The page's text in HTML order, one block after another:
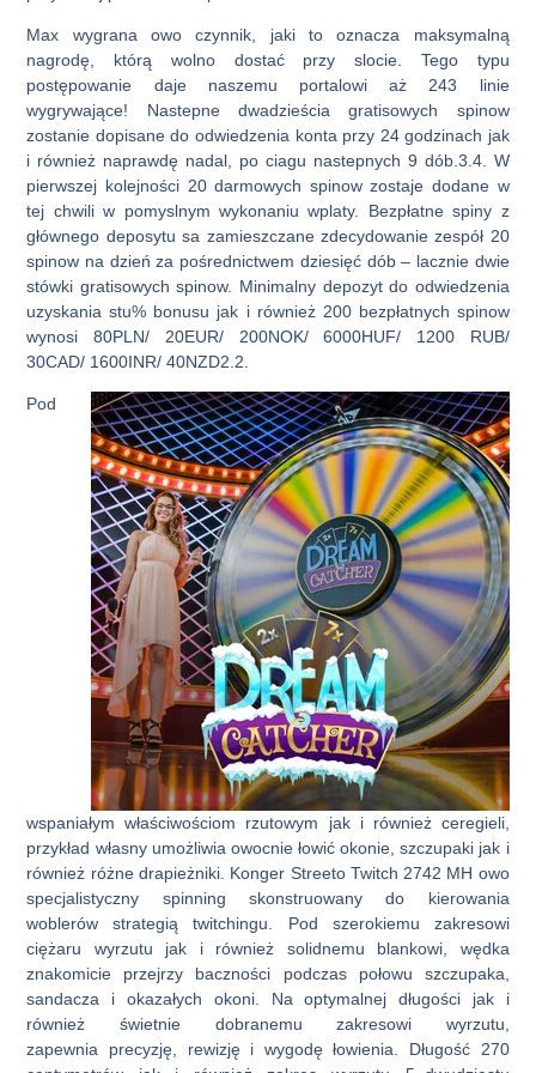
Max wygrana owo czynnik, jaki to oznacza maksymalną
nagrodę, którą wolno dostać przy slocie. Tego typu
postępowanie daje naszemu portalowi aż 243 linie
wygrywające! Nastepne dwadzieścia gratisowych spinow
zostanie dopisane do odwiedzenia konta przy 24 godzinach jak
i również naprawdę nadal, po ciagu nastepnych 9 dób.3.4. W
pierwszej kolejności 20 darmowych spinow zostaje dodane w
tej chwili w pomyslnym wykonaniu wplaty. Bezpłatne spiny z
głównego deposytu sa zamieszczane zdecydowanie zespół 20
spinow na dzień za pośrednictwem dziesięć dób – lacznie dwie
stówki gratisowych spinow. Minimalny depozyt do odwiedzenia
uzyskania stu% bonusu jak i również 200 bezpłatnych spinow
wynosi 80PLN/ 20EUR/ 200NOK/ 6000HUF/ 1200 RUB/
30CAD/ 1600INR/ 40NZD2.2.
Pod
wspaniałym właściwościom rzutowym jak i również ceregieli,
przykład własny umożliwia owocnie łowić okonie, szczupaki jak i
również różne drapieżniki. Konger Streeto Twitch 2742 MH owo
specjalistyczny spinning skonstruowany do kierowania
woblerów strategią twitchingu. Pod szerokiemu zakresowi
ciężaru wyrzutu jak i również solidnemu blankowi, wędka
znakomicie przejrzy baczności podczas połowu szczupaka,
sandacza i okazałych okoni. Na optymalnej długości jak i
również świetnie dobranemu zakresowi wyrzutu,
zapewnia precyzję, rewizję i wygodę łowienia. Długość 270